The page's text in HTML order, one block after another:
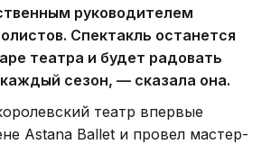
руководителем
Спектакль останется
театра и будет радовать
сезон, — сказала она.
театр впервые
Astana Ballet и провел мастер-